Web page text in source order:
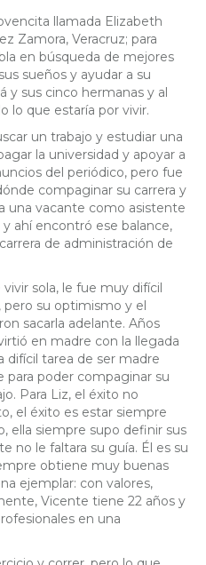
llamada Elizabeth
Zamora, Veracruz; para
en búsqueda de mejores
sueños y ayudar a su
y sus cinco hermanas y al
lo que estaría por vivir.
un trabajo y estudiar una
la universidad y apoyar a
del periódico, pero fue
compaginar su carrera y
una vacante como asistente
ahí encontró ese balance,
de administración de
sola, le fue muy difícil
pero su optimismo y el
sacarla adelante. Años
en madre con la llegada
difícil tarea de ser madre
para poder compaginar su
Para Liz, el éxito no
el éxito es estar siempre
ella siempre supo definir sus
no le faltara su guía. Él es su
obtiene muy buenas
ejemplar: con valores,
Vicente tiene 22 años y
en una